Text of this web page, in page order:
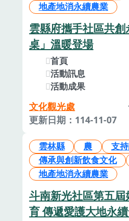
地產地消永續農業
雲縣府攜手社區共
桌」溫暖登場
首頁
活動訊息
活動成果
文化觀光處
更新日期：114-11-07
雲林縣 農
支
傳承與創新飲食文化
地產地消永續農業
斗南新光社區第五
育 傳遞愛護大地永